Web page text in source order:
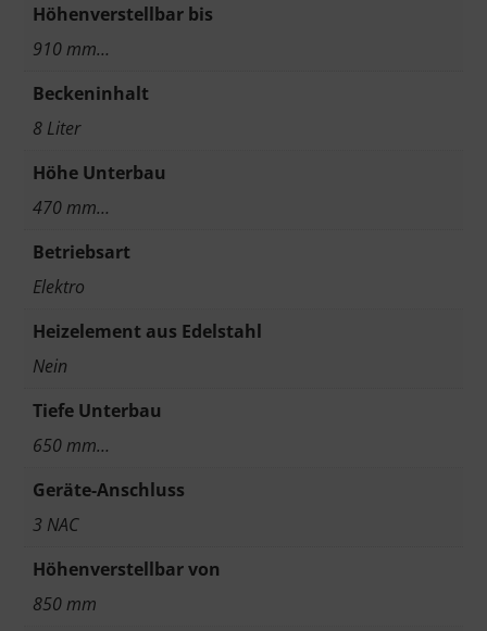
Höhenverstellbar bis
910 mm…
Beckeninhalt
8 Liter
Höhe Unterbau
470 mm…
Betriebsart
Elektro
Heizelement aus Edelstahl
Nein
Tiefe Unterbau
650 mm…
Geräte-Anschluss
3 NAC
Höhenverstellbar von
850 mm